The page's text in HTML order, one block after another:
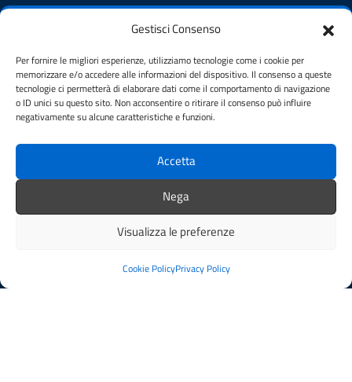
Gestisci Consenso
Per fornire le migliori esperienze, utilizziamo tecnologie come i cookie per
memorizzare e/o accedere alle informazioni del dispositivo. Il consenso a queste
tecnologie ci permetterà di elaborare dati come il comportamento di navigazione
o ID unici su questo sito. Non acconsentire o ritirare il consenso può influire
negativamente su alcune caratteristiche e funzioni.
Accetta
Nega
Visualizza le preferenze
Cookie PolicyPrivacy Policy
Luoghi
CONTATTI
Comune di Figline e Incisa Valdarno
Piazza del Municipio, 5, 50063 Figline e Incisa Valdarno FI
Codice fiscale / P. IVA:06396970482
comune.figlineincisa@postacert.toscana.it
Centralino unico: 05591251
Prenotazione appuntamento